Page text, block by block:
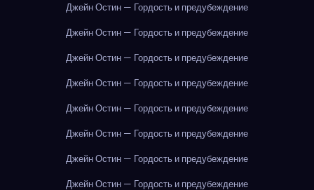
Джейн Остин — Гордость и предубеждение
Джейн Остин — Гордость и предубеждение
Джейн Остин — Гордость и предубеждение
Джейн Остин — Гордость и предубеждение
Джейн Остин — Гордость и предубеждение
Джейн Остин — Гордость и предубеждение
Джейн Остин — Гордость и предубеждение
Джейн Остин — Гордость и предубеждение